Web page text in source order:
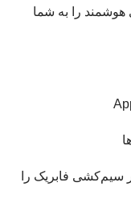
هوشمند را به شما
سیم‌کشی فابریک را